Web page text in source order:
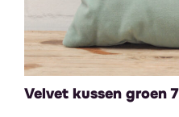
Velvet kussen groen 7